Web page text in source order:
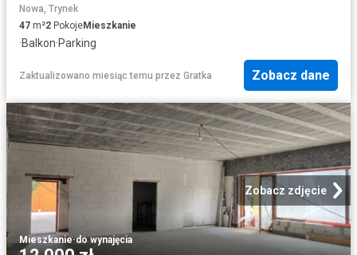
Nowa, Trynek
47 m²2 PokojeMieszkanie
·Balkon·Parking
Zaktualizowano miesiąc temu przez Gratka Zobacz dane
Zobacz zdjęcie
Mieszkanie·do wynajęcia